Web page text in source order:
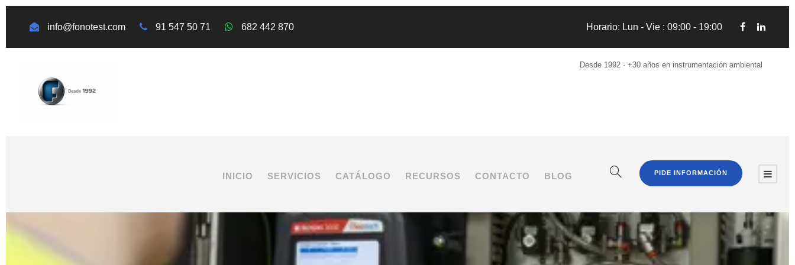
info@fonotest.com 91 547 50 71 682 442 870 Horario: Lun - Vie : 09:00 - 19:00
Desde 1992 · +30 años en instrumentación ambiental
INICIO SERVICIOS CATÁLOGO RECURSOS CONTACTO BLOG PIDE INFORMACIÓN